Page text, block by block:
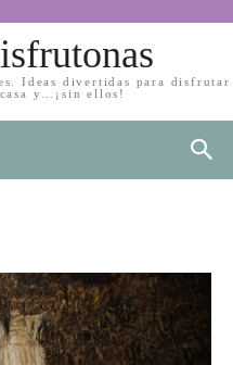
Ideas divertidas para disfrutar
y…¡sin ellos!